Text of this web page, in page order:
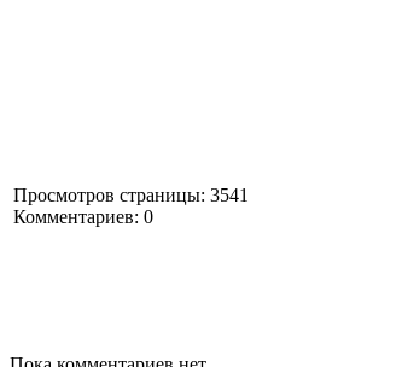
Просмотров страницы: 3541
Комментариев: 0